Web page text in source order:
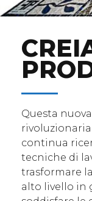
Questa
continua
tecniche di
trasformare
alto livello in